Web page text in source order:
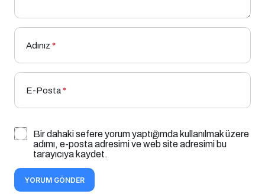
Adınız *
E-Posta*
Bir dahaki sefere yorum yaptığımda kullanılmak üzere
adımı, e-posta adresimi ve web site adresimi bu
tarayıcıya kaydet.
YORUM GÖNDER